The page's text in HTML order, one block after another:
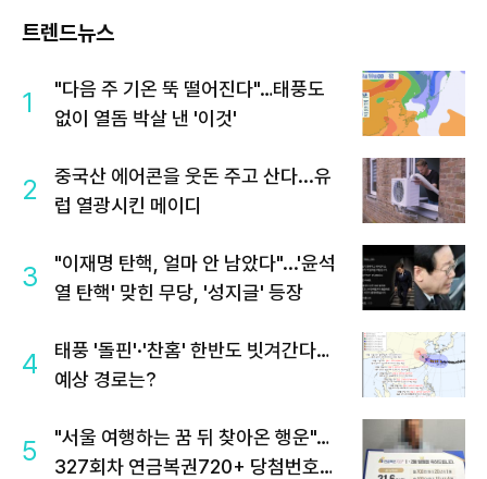
트렌드뉴스
1
"다음 주 기온 뚝 떨어진다"…태풍도
없이 열돔 박살 낸 '이것'
2
중국산 에어콘을 웃돈 주고 산다...유
럽 열광시킨 메이디
3
"이재명 탄핵, 얼마 안 남았다"...'윤석
열 탄핵' 맞힌 무당, '성지글' 등장
4
태풍 '돌핀'·'찬홈' 한반도 빗겨간다…
예상 경로는?
5
"서울 여행하는 꿈 뒤 찾아온 행운"…
327회차 연금복권720+ 당첨번호조